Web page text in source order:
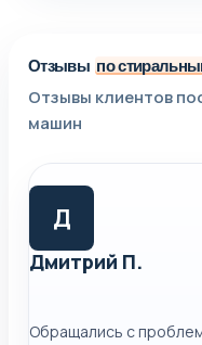
Отзывы по
Отзывы клиентов
машин
Д
Дмитрий П.
Обращались с